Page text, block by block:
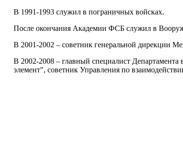
В 1991-1993 служил в пограничных войсках.
После окончания Академии ФСБ служил в
В 2001-2002 – советник генеральной дирекции
В 2002-2008 – главный специалист
элемент", советник Управления по